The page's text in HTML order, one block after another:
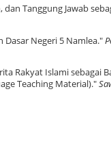
Tanggung Jawab
Negeri 5 Namlea."
Rakyat Islami sebagai
Teaching Material)."